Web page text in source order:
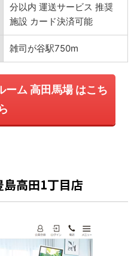
分以内 運送サービス 推奨
施設 カード決済可能
雑司が谷駅750m
ーム 高田馬場 はこち
ら
高田1丁目店